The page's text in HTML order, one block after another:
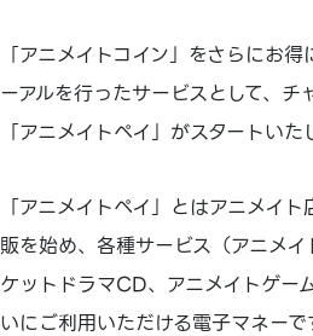
「アニメイトコイン」をさらにお
ーアルを行ったサービスとして、チ
「アニメイトペイ」がスタートいた
「アニメイトペイ」とはアニメイ
販を始め、各種サービス（アニメイ
ケットドラマCD、アニメイトゲー
いにご利用いただける電子マネーで